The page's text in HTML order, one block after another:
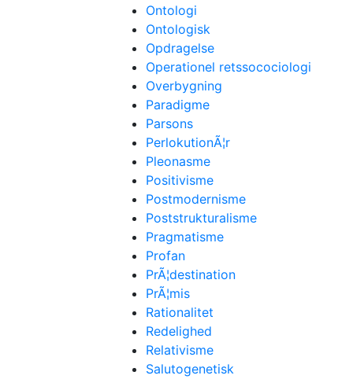
Ontologi
Ontologisk
Opdragelse
Operationel retssocociologi
Overbygning
Paradigme
Parsons
PerlokutionÃ¦r
Pleonasme
Positivisme
Postmodernisme
Poststrukturalisme
Pragmatisme
Profan
PrÃ¦destination
PrÃ¦mis
Rationalitet
Redelighed
Relativisme
Salutogenetisk